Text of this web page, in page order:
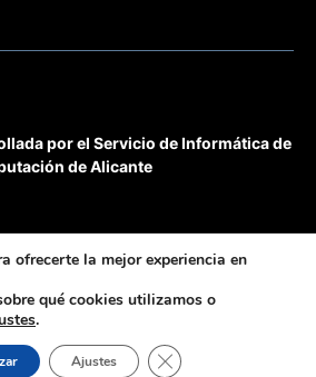
por el Servicio de Informática de
de Alicante
2025 GVA-Diputación Alicante -
y buen gobierno
BOP e Imprenta
ofrecerte la mejor experiencia en
qué cookies utilizamos o
.
Ajustes Cerrar el banner de